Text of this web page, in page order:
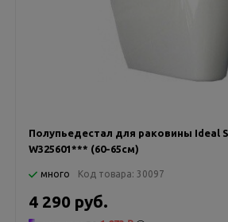
Полупьедестал для раковины Ideal
W325601*** (60-65см)
много Код товара: 30097
4 290 руб.